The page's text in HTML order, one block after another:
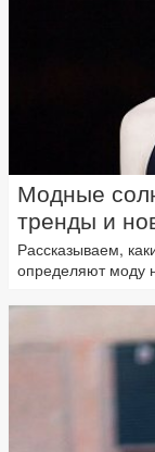
Модные
тренды и
Рассказываем,
определяют моду